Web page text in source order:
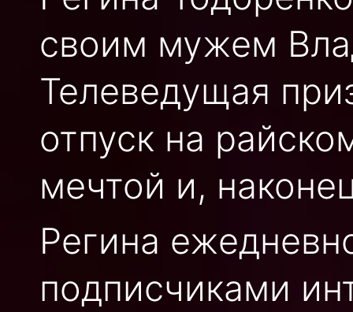
своим мужем
Телеведущая
отпуск на
мечтой и,
Регина
подписчиками